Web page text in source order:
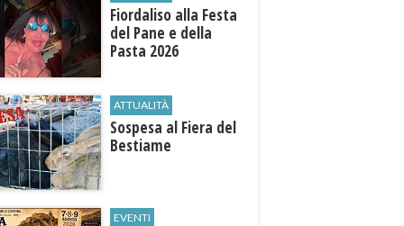
Fiordaliso alla Festa
del Pane e della
Pasta 2026
ATTUALITÀ
Sospesa al Fiera del
Bestiame
EVENTI